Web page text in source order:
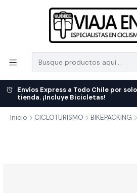
Envíos Express a Todo Chile por
tienda. ¡Incluye Bicicletas!
Inicio CICLOTURISMO BIKEPACKING